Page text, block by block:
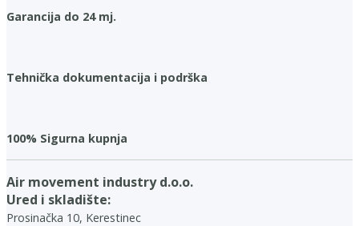
Garancija do 24 mj.
Tehnička dokumentacija i podrška
100% Sigurna kupnja
Air movement industry d.o.o.
Ured i skladište:
Prosinačka 10, Kerestinec